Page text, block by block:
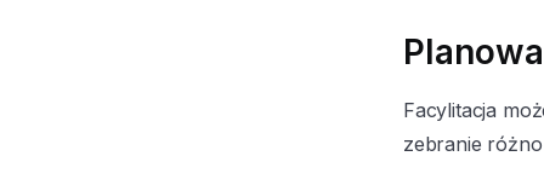
Facylitacja
zebranie